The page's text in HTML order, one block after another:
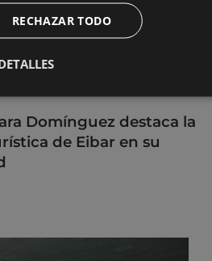
Domínguez destaca la
de Eibar en su
RECHAZAR TODO